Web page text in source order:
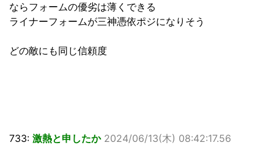
ならフォームの優劣は薄くできる
ライナーフォームが三神憑依ポジになりそう
どの敵にも同じ信頼度
733: 激熱と申したか 2024/06/13(木) 08:42:17.56